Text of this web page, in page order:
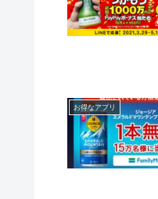
お得なアプリ